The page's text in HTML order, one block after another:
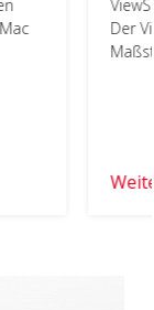
Der